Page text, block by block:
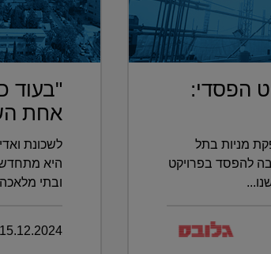
הפסדי:
מניות בתל
להפסד בפרויקט
"בעוד
אחת
לשכונת
היא
ובתי מלאכה
15.12.2024